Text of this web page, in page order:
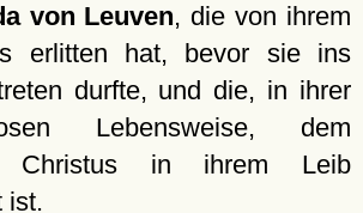
von Leuven, die von ihrem
erlitten hat, bevor sie ins
durfte, und die, in ihrer
Lebensweise, dem
Christus in ihrem Leib
ist.